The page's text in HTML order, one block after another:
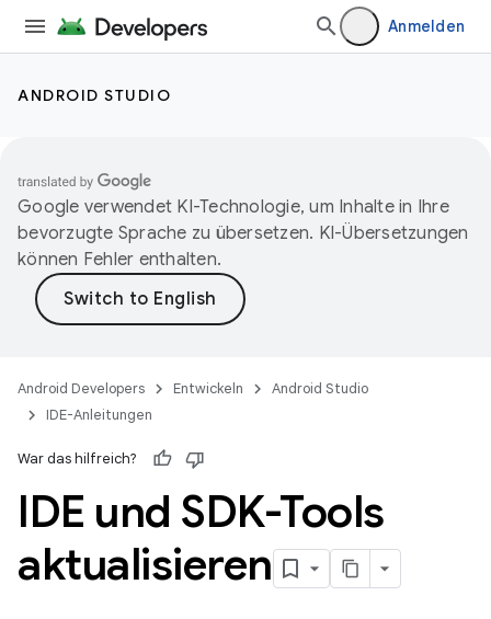
Anmelden
ANDROID STUDIO
Google verwendet KI-Technologie, um Inhalte in Ihre
bevorzugte Sprache zu übersetzen. KI-Übersetzungen
können Fehler enthalten.
Android Developers Entwickeln
Android Studio
IDE-Anleitungen
War das hilfreich?
IDE und SDK-Tools
aktualisieren